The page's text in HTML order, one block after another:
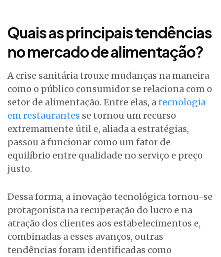
Quais as principais tendências
no mercado de alimentação?
A crise sanitária trouxe mudanças na maneira
como o público consumidor se relaciona com o
setor de alimentação. Entre elas, atecnologia
em restaurantes se tornou um recurso
extremamente útil e, aliada a estratégias,
passou a funcionar como um fator de
equilíbrio entre qualidade no serviço e preço
justo.
Dessa forma, a inovação tecnológica tornou-se
protagonista na recuperação do lucro e na
atração dos clientes aos estabelecimentos e,
combinadas a esses avanços, outras
tendências foram identificadas como